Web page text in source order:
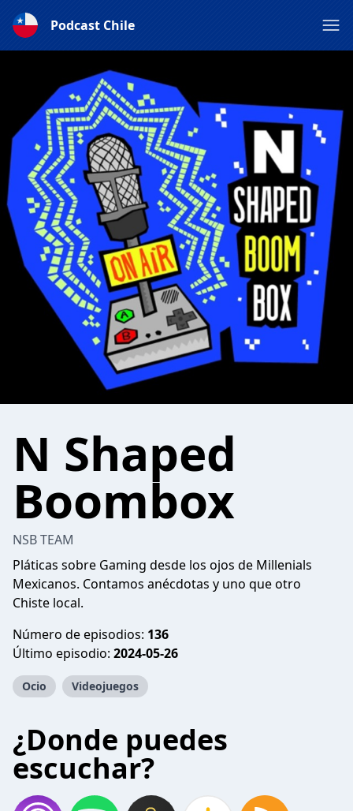
Podcast Chile
N Shaped
Boombox
NSB TEAM
Pláticas sobre Gaming desde los ojos de Millenials
Mexicanos. Contamos anécdotas y uno que otro
Chiste local.
Número de episodios: 136
Último episodio: 2024-05-26
Ocio Videojuegos
¿Donde puedes
escuchar?